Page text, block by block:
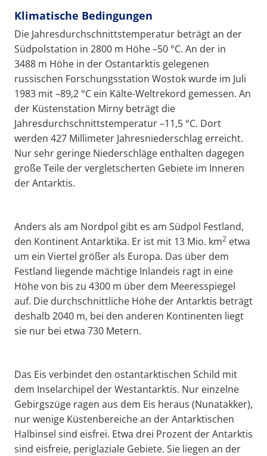
Klimatische Bedingungen
Die Jahresdurchschnittstemperatur beträgt an der
Südpolstation in 2800 m Höhe –50 °C. An der in
3488 m Höhe in der Ostantarktis gelegenen
russischen Forschungsstation Wostok wurde im Juli
1983 mit –89,2 °C ein Kälte-Weltrekord gemessen. An
der Küstenstation Mirny beträgt die
Jahresdurchschnittstemperatur –11,5 °C. Dort
werden 427 Millimeter Jahresniederschlag erreicht.
Nur sehr geringe Niederschläge enthalten dagegen
große Teile der vergletscherten Gebiete im Inneren
der Antarktis.
Anders als am Nordpol gibt es am Südpol Festland,
den Kontinent Antarktika. Er ist mit 13 Mio. km2 etwa
um ein Viertel größer als Europa. Das über dem
Festland liegende mächtige Inlandeis ragt in eine
Höhe von bis zu 4300 m über dem Meeresspiegel
auf. Die durchschnittliche Höhe der Antarktis beträgt
deshalb 2040 m, bei den anderen Kontinenten liegt
sie nur bei etwa 730 Metern.
Das Eis verbindet den ostantarktischen Schild mit
dem Inselarchipel der Westantarktis. Nur einzelne
Gebirgszüge ragen aus dem Eis heraus (Nunatakker),
nur wenige Küstenbereiche an der Antarktischen
Halbinsel sind eisfrei. Etwa drei Prozent der Antarktis
sind eisfreie, periglaziale Gebiete. Sie liegen an der